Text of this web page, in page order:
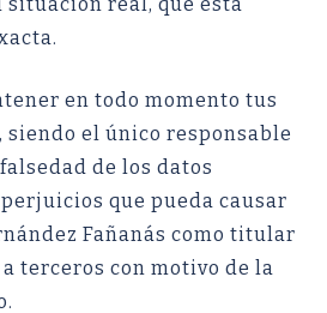
en todo momento tus
siendo el único responsable
de los datos
que pueda causar
Fañanás como titular
terceros con motivo de la